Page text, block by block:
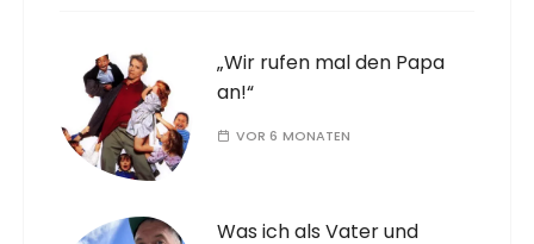
„Wir rufen mal den Papa
an!“
VOR 6 MONATEN
Was ich als Vater und